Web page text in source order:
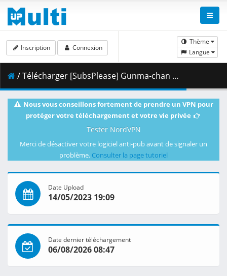
Thème
Langue
Inscription Connexion
/ Télécharger [SubsPlease] Gunma-chan - 12 (720p) [7B01BAA3].mkv.001 ( 364.54 MB )
Nous vous conseillons fortement de prendre un VPN pour
protéger votre téléchargement et votre vie privée
Tester NordVPN
Merci de désactiver votre logiciel anti-pub avant de signaler un
problème. Consulter la page tutoriel
Date Upload
14/05/2023 19:09
Date dernier téléchargement
06/08/2026 08:47